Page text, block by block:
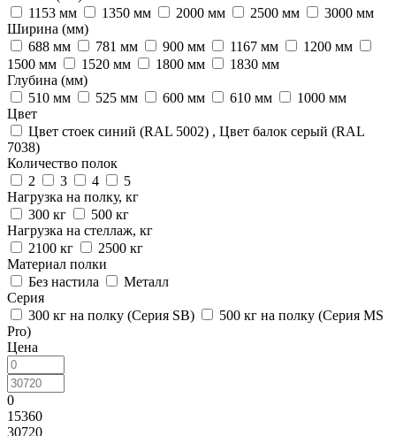
1153 мм
1350 мм 2000 мм 2500 мм
3000 мм
Ширина (мм)
688 мм
781 мм 900 мм 1167 мм
1200 мм
1500 мм
1520 мм 1800 мм
1830 мм
Глубина (мм)
510 мм
525 мм 600 мм 610 мм
1000 мм
Цвет
Цвет стоек синий (RAL 5002) , Цвет балок серый (RAL
7038)
Количество полок
2
3 4
5
Нагрузка на полку, кг
300 кг
500 кг
Нагрузка на стеллаж, кг
2100 кг
2500 кг
Материал полки
Без настила
Металл
Серия
300 кг на полку (Серия SB)
500 кг на полку (Серия MS
Pro)
Цена
0
15360
30720